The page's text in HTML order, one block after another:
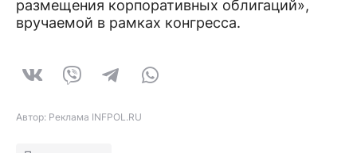
размещения корпоративных облигаций»,
вручаемой в рамках конгресса.
Автор: Реклама INFPOL.RU